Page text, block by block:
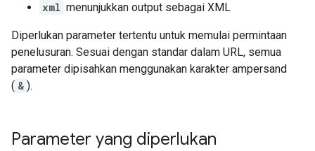
xml menunjukkan output sebagai XML
Diperlukan parameter tertentu untuk memulai permintaan
penelusuran. Sesuai dengan standar dalam URL, semua
parameter dipisahkan menggunakan karakter ampersand
( & ).
Parameter yang diperlukan